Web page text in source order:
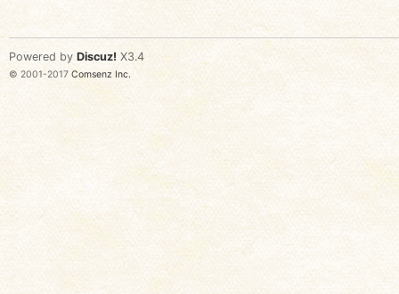
Powered by Discuz! X3.4
© 2001-2017 Comsenz Inc.